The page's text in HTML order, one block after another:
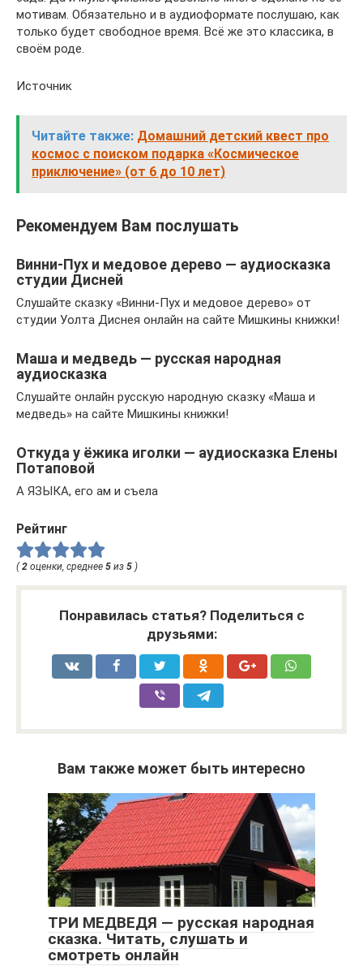
мотивам. Обязательно и в аудиоформате послушаю, как
только будет свободное время. Всё же это классика, в
своём роде.
Источник
Читайте также: Домашний детский квест про
космос с поиском подарка «Космическое
приключение» (от 6 до 10 лет)
Рекомендуем Вам послушать
Винни-Пух и медовое дерево — аудиосказка
студии Дисней
Слушайте сказку «Винни-Пух и медовое дерево» от
студии Уолта Диснея онлайн на сайте Мишкины книжки!
Маша и медведь — русская народная
аудиосказка
Слушайте онлайн русскую народную сказку «Маша и
медведь» на сайте Мишкины книжки!
Откуда у ёжика иголки — аудиосказка Елены
Потаповой
А ЯЗЫКА, его ам и съела
Рейтинг
( 2 оценки, среднее 5 из 5 )
Понравилась статья? Поделиться с
друзьями:
Вам также может быть интересно
ТРИ МЕДВЕДЯ — русская народная
сказка. Читать, слушать и
смотреть онлайн